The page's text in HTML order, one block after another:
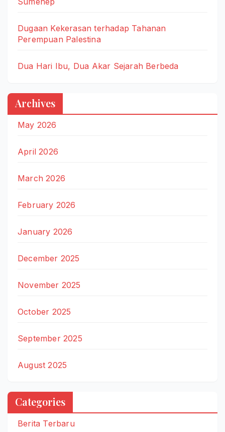
Dugaan Kekerasan terhadap Tahanan
Perempuan Palestina
Dua Hari Ibu, Dua Akar Sejarah Berbeda
Archives
May 2026
April 2026
March 2026
February 2026
January 2026
December 2025
November 2025
October 2025
September 2025
August 2025
Categories
Berita Terbaru